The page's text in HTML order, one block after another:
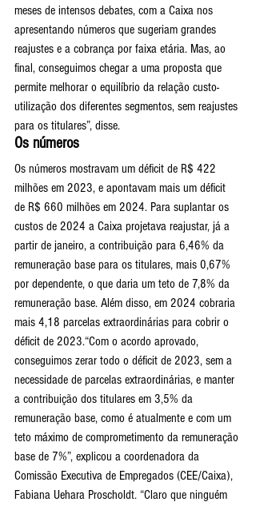
meses de intensos debates, com a Caixa nos
apresentando números que sugeriam grandes
reajustes e a cobrança por faixa etária. Mas, ao
final, conseguimos chegar a uma proposta que
permite melhorar o equilíbrio da relação custo-
utilização dos diferentes segmentos, sem reajustes
para os titulares”, disse.
Os números
Os números mostravam um déficit de R$ 422
milhões em 2023, e apontavam mais um déficit
de R$ 660 milhões em 2024. Para suplantar os
custos de 2024 a Caixa projetava reajustar, já a
partir de janeiro, a contribuição para 6,46% da
remuneração base para os titulares, mais 0,67%
por dependente, o que daria um teto de 7,8% da
remuneração base. Além disso, em 2024 cobraria
mais 4,18 parcelas extraordinárias para cobrir o
déficit de 2023.“Com o acordo aprovado,
conseguimos zerar todo o déficit de 2023, sem a
necessidade de parcelas extraordinárias, e manter
a contribuição dos titulares em 3,5% da
remuneração base, como é atualmente e com um
teto máximo de comprometimento da remuneração
base de 7%”, explicou a coordenadora da
Comissão Executiva de Empregados (CEE/Caixa),
Fabiana Uehara Proscholdt. “Claro que ninguém